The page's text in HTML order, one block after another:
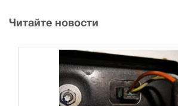
Читайте новости